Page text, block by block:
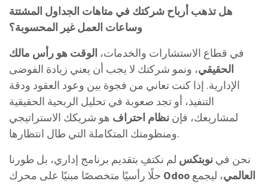
هل تذهب أرباح شركتك في متاهات الجداول المشتتة
وساعات العمل غير المحسوبة؟
في قطاع الاستشارات والخدمات، الوقت هو رأس مالك
الحقيقي، ونمو شركتك لا يجب أن يعني زيادة الفوضى
الإدارية. إذا كنت تعاني من فجوة بين وعود العقود ودقة
التنفيذ، أو تجد صعوبة في تحليل الربحية الحقيقية
لمشاريعك، فإن نظام احتراف هو شريكك الاستراتيجي
ومنظومتك المتكاملة التي طال انتظارها.
نحن في نوبتكس لم نكتفِ بتقديم برنامج إداري، بل طورنا
Odoo العالمي، ليجمع